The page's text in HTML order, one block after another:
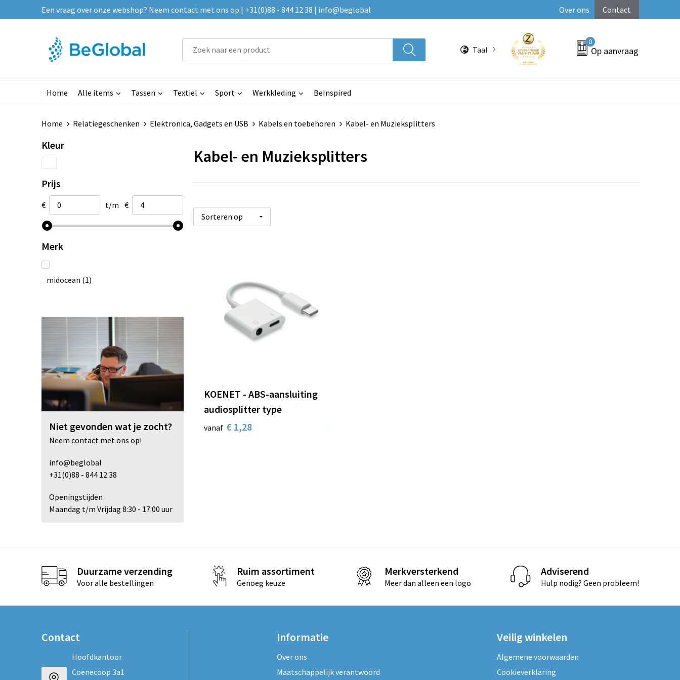
Een vraag over onze webshop? Neem contact met ons op | +31(0)88 - 844 12 38 | info@beglobal Over ons Contact
Taal
0
Op aanvraag
Home Alle items Tassen Textiel Sport Werkkleding BeInspired
Home Relatiegeschenken Elektronica, Gadgets en USB Kabels en toebehoren Kabel- en Muzieksplitters
Kleur
Prijs
€ t/m €
Merk
midocean (1)
Niet gevonden wat je zocht?
Neem contact met ons op!
info@beglobal
+31(0)88 - 844 12 38
Openingstijden
Maandag t/m Vrijdag 8:30 - 17:00 uur
Kabel- en Muzieksplitters
KOENET - ABS-aansluiting
audiosplitter type
vanaf € 1,28
Duurzame verzending
Voor alle bestellingen
Ruim assortiment
Genoeg keuze
Merkversterkend
Meer dan alleen een logo
Adviserend
Hulp nodig? Geen probleem!
Contact
Hoofdkantoor
Coenecoop 3a1
Informatie
Over ons
Maatschappelijk verantwoord
Veilig winkelen
Algemene voorwaarden
Cookieverklaring